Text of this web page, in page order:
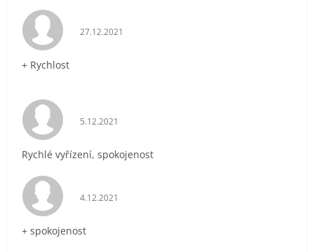
Hodnocení obchodu je 5 z 5 hvězdiček.
27.12.2021
+ Rychlost
Hodnocení obchodu je 5 z 5 hvězdiček.
5.12.2021
Rychlé vyřízení, spokojenost
Hodnocení obchodu je 5 z 5 hvězdiček.
4.12.2021
+ spokojenost